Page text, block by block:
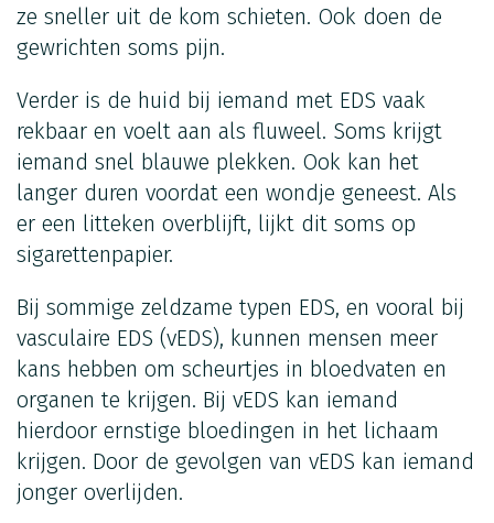
ze sneller uit de kom schieten. Ook doen de
gewrichten soms pijn.
Verder is de huid bij iemand met EDS vaak
rekbaar en voelt aan als fluweel. Soms krijgt
iemand snel blauwe plekken. Ook kan het
langer duren voordat een wondje geneest. Als
er een litteken overblijft, lijkt dit soms op
sigarettenpapier.
Bij sommige zeldzame typen EDS, en vooral bij
vasculaire EDS (vEDS), kunnen mensen meer
kans hebben om scheurtjes in bloedvaten en
organen te krijgen. Bij vEDS kan iemand
hierdoor ernstige bloedingen in het lichaam
krijgen. Door de gevolgen van vEDS kan iemand
jonger overlijden.